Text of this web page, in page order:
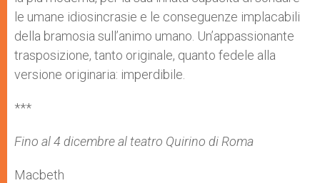
le umane idiosincrasie e le conseguenze implacabili
della bramosia sull’animo umano. Un’appassionante
trasposizione, tanto originale, quanto fedele alla
versione originaria: imperdibile.
***
Fino al 4 dicembre al teatro Quirino di Roma
Macbeth